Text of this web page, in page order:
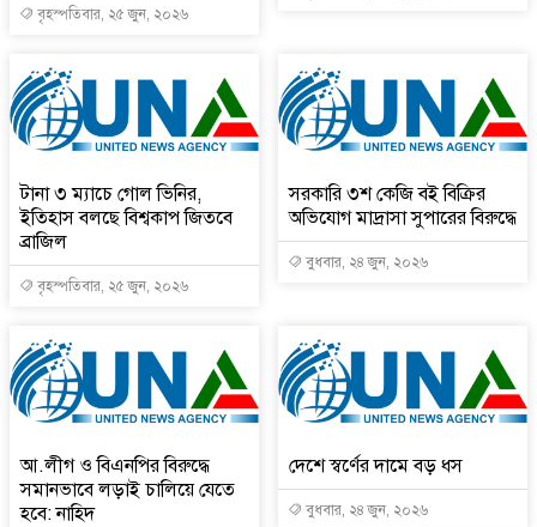
বৃহস্পতিবার, ২৫ জুন, ২০২৬
টানা ৩ ম্যাচে গোল ভিনির,
ইতিহাস বলছে বিশ্বকাপ জিতবে
ব্রাজিল
বৃহস্পতিবার, ২৫ জুন, ২০২৬
সরকারি ৩শ কেজি বই বিক্রির
অভিযোগ মাদ্রাসা সুপারের বিরুদ্ধে
বুধবার, ২৪ জুন, ২০২৬
আ.লীগ ও বিএনপির বিরুদ্ধে
সমানভাবে লড়াই চালিয়ে যেতে
হবে: নাহিদ
দেশে স্বর্ণের দামে বড় ধস
বুধবার, ২৪ জুন, ২০২৬